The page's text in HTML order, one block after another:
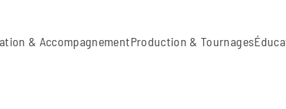
& AccompagnementProduction & Tournages